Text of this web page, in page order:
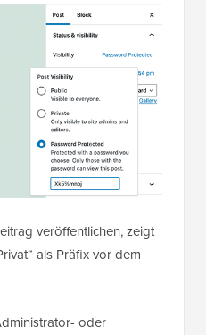
veröffentlichen, zeigt
als Präfix vor dem
oder